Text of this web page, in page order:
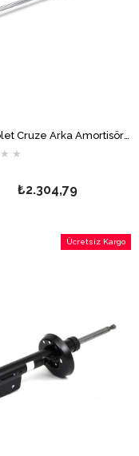
Chevrolet Cruze Arka Amortisör MONROE
★ ★
₺2.304,79
Ücretsiz Kargo